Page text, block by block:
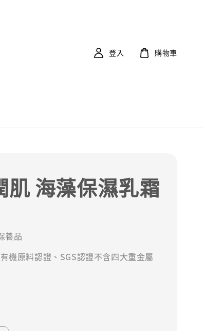
登入 購物車
肌 海藻保濕乳霜
養品
機原料認證、SGS認證不含四大重金屬